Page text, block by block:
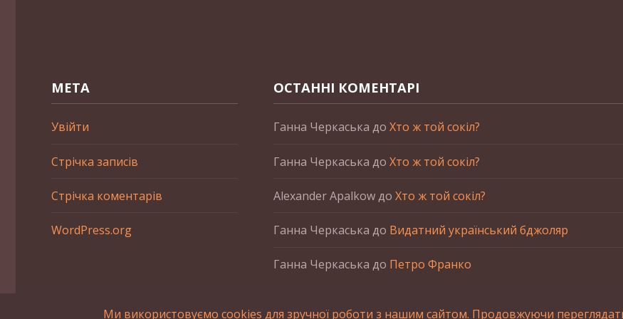
МЕТА
Увійти
Стрічка записів
Стрічка коментарів
WordPress.org
ОСТАННІ КОМЕНТАРІ
Ганна Черкаська до Хто ж той сокіл?
Ганна Черкаська до Хто ж той сокіл?
Alexander Apalkowдо Хто ж той сокіл?
Ганна Черкаська до Видатний український бджоляр
Ганна Черкаська до Петро Франко
Ми використовуємо cookies для зручної роботи з нашим сайтом. Продовжуючи